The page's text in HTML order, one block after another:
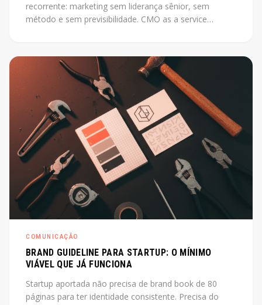
recorrente: marketing sem liderança sênior, sem
método e sem previsibilidade. CMO as a service
quanto custa na prática.
COMUNICAÇÃO
BRAND GUIDELINE PARA STARTUP: O MÍNIMO
VIÁVEL QUE JÁ FUNCIONA
Startup aportada não precisa de brand book de 80
páginas para ter identidade consistente. Precisa do